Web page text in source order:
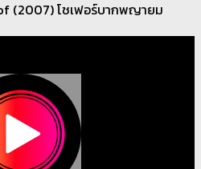
(2007) โชเฟอร์บากพญายม